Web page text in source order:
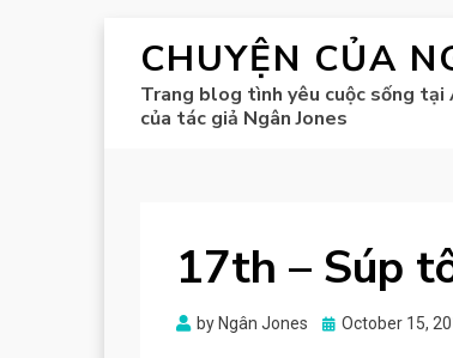
CHUYỆN CỦA
Trang blog tình yêu cuộc sống tại
của tác giả Ngân Jones
17th – Súp
by Ngân Jones
Posted
October 15,